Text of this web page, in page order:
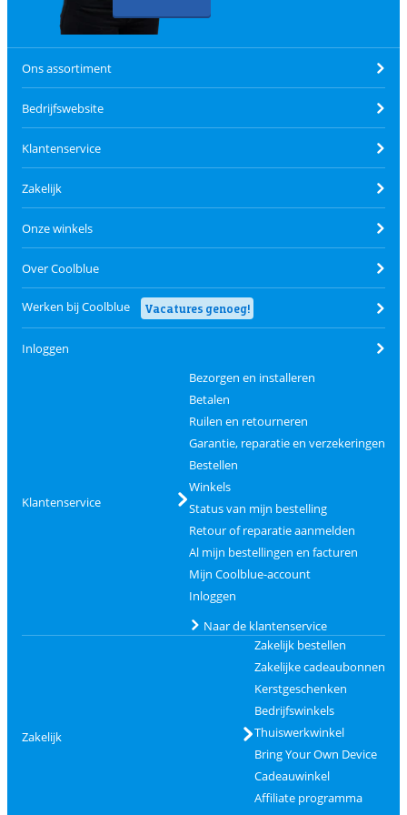
Ons assortiment
Bedrijfswebsite
Klantenservice
Zakelijk
Onze winkels
Over Coolblue
Werken bij Coolblue Vacatures genoeg!
Inloggen
Klantenservice
Bezorgen en installeren
Betalen
Ruilen en retourneren
Garantie, reparatie en verzekeringen
Bestellen
Winkels
Status van mijn bestelling
Retour of reparatie aanmelden
Al mijn bestellingen en facturen
Mijn Coolblue-account
Inloggen
Naar de klantenservice
Zakelijk
Zakelijk bestellen
Zakelijke cadeaubonnen
Kerstgeschenken
Bedrijfswinkels
Thuiswerkwinkel
Bring Your Own Device
Cadeauwinkel
Affiliate programma